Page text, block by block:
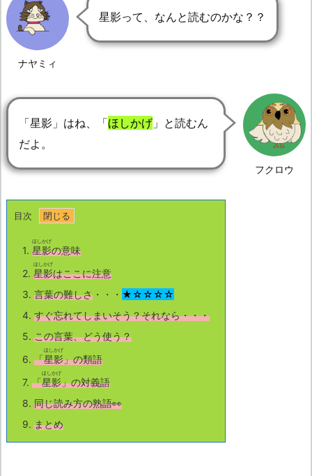
ナヤミィ
星影って、なんと読むのかな？？
フクロウ
「星影」はね、「ほしかげ 」と読むん
だよ。
目次
1. 星影
ほしかげ
の意味
2. 星影
ほしかげ
はここに注意
3. 言葉の難しさ ・・・ ★☆☆☆☆
4. すぐ忘れてしまいそう？それなら・・・
5. この言葉、どう使う？
6. 「星影
ほしかげ
」の類語
7. 「星影
ほしかげ
」の対義語
8. 同じ読み方の熟語👀
9. まとめ